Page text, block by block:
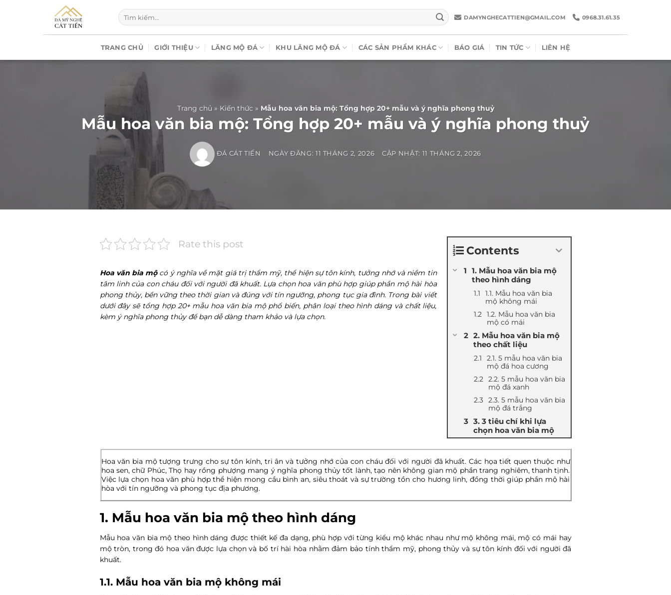
Tìm
kiếm:
DAMYNGHECATTIEN@GMAIL.COM 0968.31.61.35
TRANG CHỦ GIỚI THIỆU LĂNG MỘ ĐÁ KHU LĂNG MỘ ĐÁ CÁC SẢN PHẨM KHÁC BÁO GIÁ TIN TỨC LIÊN HỆ
Trang chủ » Kiến thức » Mẫu hoa văn bia mộ: Tổng hợp 20+ mẫu và ý nghĩa phong thuỷ
Mẫu hoa văn bia mộ: Tổng hợp 20+ mẫu và ý nghĩa phong thuỷ
ĐÁ CÁT TIẾN NGÀY ĐĂNG: 11 THÁNG 2, 2026 CẬP NHẬT: 11 THÁNG 2, 2026
Contents
1. Mẫu hoa văn bia mộ
theo hình dáng
1.1. Mẫu hoa văn bia
mộ không mái
1.2. Mẫu hoa văn bia
mộ có mái
2. Mẫu hoa văn bia mộ
theo chất liệu
2.1. 5 mẫu hoa văn bia
mộ đá hoa cương
2.2. 5 mẫu hoa văn bia
mộ đá xanh
2.3. 5 mẫu hoa văn bia
mộ đá trắng
3. 3 tiêu chí khi lựa
chọn hoa văn bia mộ
Rate this post
Hoa văn bia mộcó ý nghĩa về mặt giá trị thẩm mỹ, thể hiện sự tôn kính, tưởng nhớ và niềm tin
tâm linh của con cháu đối với người đã khuất. Lựa chọn hoa văn phù hợp giúp phần mộ hài hòa
phong thủy, bền vững theo thời gian và đúng với tín ngưỡng, phong tục gia đình. Trong bài viết
dưới đây sẽ tổng hợp 20+ mẫu hoa văn bia mộ phổ biến, phân loại theo hình dáng và chất liệu,
kèm ý nghĩa phong thủy để bạn dễ dàng tham khảo và lựachọn.
Hoa văn bia mộ tượng trưng cho sự tôn kính, tri ân và tưởng nhớ của con cháu đối với người đã khuất. Các họa tiết quen thuộc như
hoa sen, chữ Phúc, Thọ hay rồng phượng mang ý nghĩa phong thủy tốt lành, tạo nên không gian mộ phần trang nghiêm, thanh tịnh.
Việc lựa chọn hoa văn phù hợp thể hiện mong cầu bình an, siêu thoát và sự trường tồn cho hương linh, đồng thời giúp phần mộ hài
hòa với tín ngưỡng và phong tục địa phương.
1. Mẫu hoa văn bia mộ theo hình dáng
Mẫu hoa văn bia mộ theo hình dáng được thiết kế đa dạng, phù hợp với từng kiểu mộ khác nhau như mộ không mái, mộ có mái hay
mộ tròn, trong đó hoa văn được lựa chọn và bố trí hài hòa nhằm đảm bảo tính thẩm mỹ, phong thủy và sự tôn kính đối với người đã
khuất.
1.1. Mẫu hoa văn bia mộ không mái